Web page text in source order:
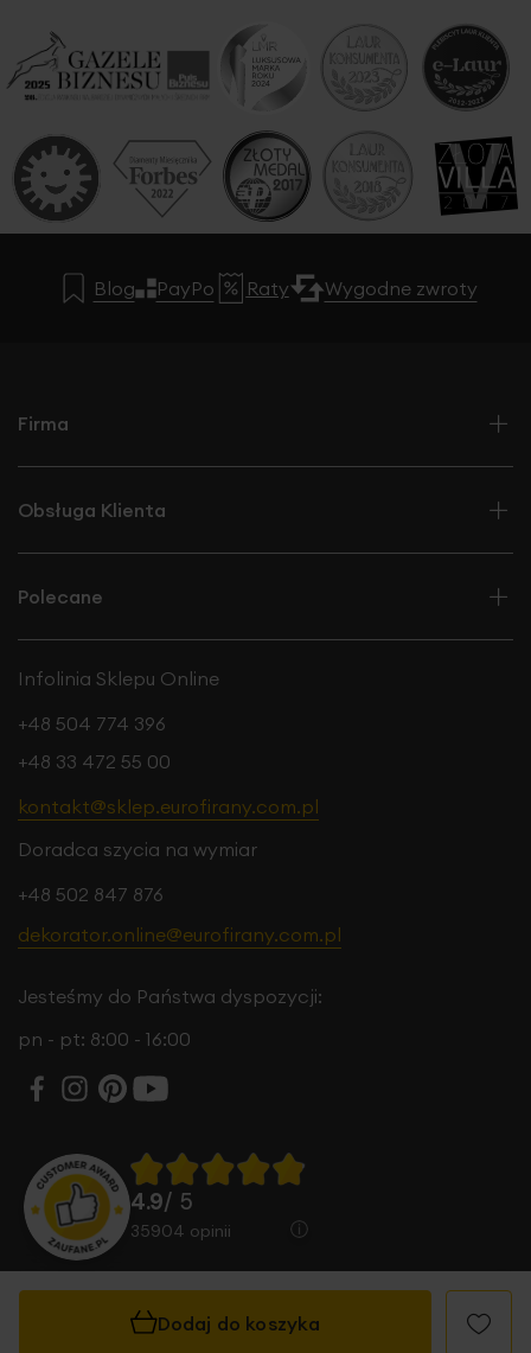
Dodaj do koszyka
Blog PayPo Raty Wygodne zwroty
Firma
Obsługa Klienta
Polecane
Infolinia Sklepu Online
+48 504 774 396
+48 33 472 55 00
kontakt@sklep.eurofirany.com.pl
Doradca szycia na wymiar
+48 502 847 876
dekorator.online@eurofirany.com.pl
Jesteśmy do Państwa dyspozycji:
pn - pt: 8:00 - 16:00
4.9/ 5
35904 opinii